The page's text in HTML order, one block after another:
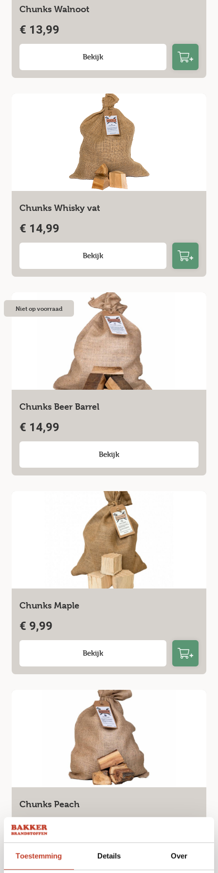
Toestemming Details Over
Chunks Walnoot
€ 13,99
Bekijk
Chunks Whisky vat
€ 14,99
Bekijk
Chunks Beer Barrel
€ 14,99
Bekijk
Niet op voorraad
Chunks Maple
€ 9,99
Bekijk
Chunks Peach
€13,99
Bekijk